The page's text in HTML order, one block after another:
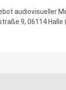
audiovisueller
9, 06114 Halle